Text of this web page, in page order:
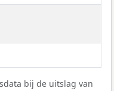
bij de uitslag van